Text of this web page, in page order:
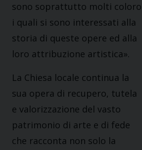
sono soprattutto molti coloro
i quali si sono interessati alla
storia di queste opere ed alla
loro attribuzione artistica».
La Chiesa locale continua la
sua opera di recupero, tutela
e valorizzazione del vasto
patrimonio di arte e di fede
che racconta non solo la